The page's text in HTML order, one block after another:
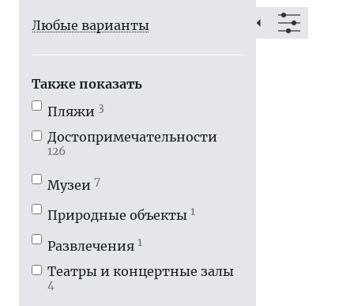
Любые варианты
Также показать
Пляжи 3
Достопримечатель­ности
126
Музеи 7
Природные объекты 1
Развлечения 1
Театры и концертные залы
4